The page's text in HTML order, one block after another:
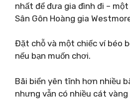
nhất để đưa gia đình đi –
Sân Gôn Hoàng gia
Đặt chỗ và một chiếc ví béo
nếu bạn muốn chơi.
Bãi biển yên tĩnh hơn nhiều
nhưng vẫn có nhiều cát